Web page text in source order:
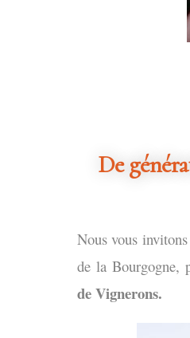
De
Nous vous
de la Bourgogne,
de Vignerons.